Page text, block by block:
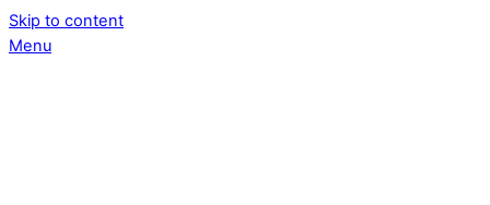
Skip to content
Menu